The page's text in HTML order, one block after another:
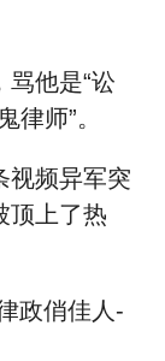
他是“讼
律师”。
视频异军突
顶上了热
政俏佳人-